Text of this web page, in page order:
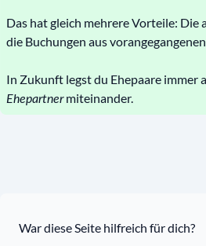
Das hat gleich mehrere Vorteile: Die
die Buchungen aus
In Zukunft legst du Ehepaare immer
Ehepartnermiteinander.
War diese Seite hilfreich für dich?